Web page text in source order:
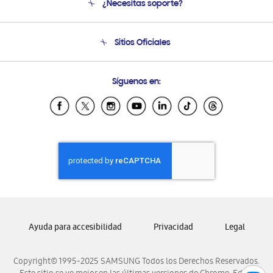
Soporte
Condiciones de Compra
¿Necesitas soporte?
Soporte vía eMail
Sitios Oficiales
Samsung Ecuador
Samsung El Salvador
Samsung Honduras
Samsung Nicaragua
Samsung Panamá
Samsung Venezuela
Síguenos en:
Copyright© 1995-2025 SAMSUNG Todos los Derechos Reservados.
Ayuda para accesibilidad Privacidad Legal